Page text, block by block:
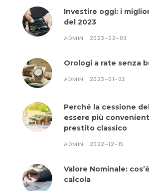
Investire oggi: i
del 2023
ADMIN 2023-02-03
Orologi a rate senza
ADMIN 2023-01-02
Perché la cessione
essere più
prestito classico
ADMIN 2022-12-15
Valore Nominale:
calcola